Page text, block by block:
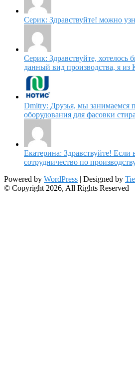
Серик: Здравствуйте! можно
Серик: Здравствуйте, хотелось
данный вид производства, я из
Dmitry: Друзья, мы занимаемся
оборудования для фасовки
Екатерина: Здравствуйте! Если
сотрудничество по
Powered by WordPress | Designed by
© Copyright 2026, All Rights Reserved